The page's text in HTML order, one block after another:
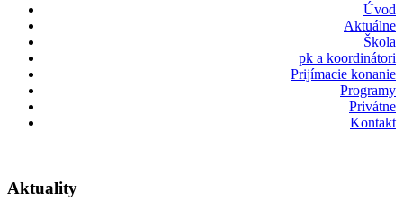
Úvod
Aktuálne
Škola
pk a koordinátori
Prijímacie konanie
Programy
Privátne
Kontakt
Aktuality